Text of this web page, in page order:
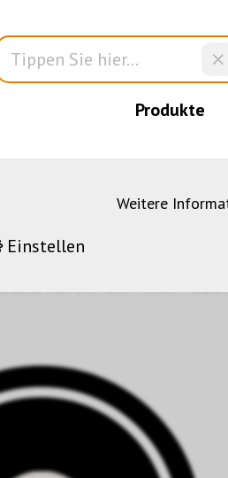
Produkte
›KNX›
nutzen auf unserer
Betrieb der Website,
helfen uns dabei, die
Weitere
Einstellen